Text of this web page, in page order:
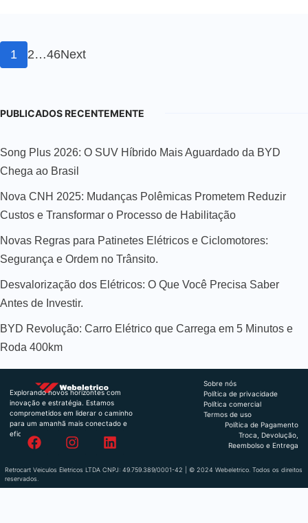
1 2…46Next
PUBLICADOS RECENTEMENTE
Song Plus 2026: O SUV Híbrido Mais Aguardado da BYD
Chega ao Brasil
Nova CNH 2025: Mudanças Polêmicas Prometem Reduzir
Custos e Transformar o Processo de Habilitação
Novas Regras para Patinetes Elétricos e Ciclomotores:
Segurança e Ordem no Trânsito.
Desvalorização dos Elétricos: O Que Você Precisa Saber
Antes de Investir.
BYD Revolução: Carro Elétrico que Carrega em 5 Minutos e
Roda 400km
Explorando novos horizontes com
inovação e estratégia. Estamos
comprometidos em liderar o caminho
para um amanhã mais conectado e
eficiente.
Sobre nós
Política de privacidade
Política comercial
Termos de uso
Política de Pagamento
Troca, Devolução,
Reembolso e Entrega
Retrocart Veiculos Eletricos LTDA CNPJ: 49.759.389/0001-42 | © 2024 Webeletrico. Todos os direitos
reservados.